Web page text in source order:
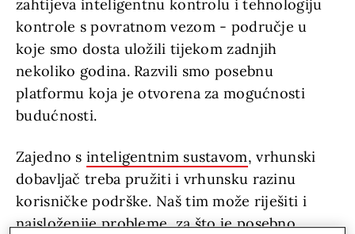
zahtijeva inteligentnu kontrolu i tehnologiju
kontrole s povratnom vezom - područje u
koje smo dosta uložili tijekom zadnjih
nekoliko godina. Razvili smo posebnu
platformu koja je otvorena za mogućnosti
budućnosti.
Zajedno sinteligentnim sustavom, vrhunski
dobavljač treba pružiti i vrhunsku razinu
korisničke podrške. Naš tim može riješiti i
najsloženije probleme, za što je posebno